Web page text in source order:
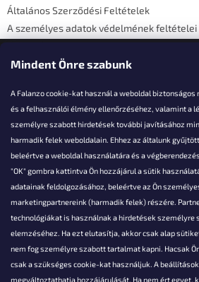
Mindent Önre szabunk
A Falanzo cookie-kat használ a weboldal
és a felhasználói élmény ellenőrzéséhez, valamint a
személyre szabott hirdetések további javításához
harmadik felek weboldalain. Ehhez az általunk
beleértve a weboldal használatára és a
"OK" gombra kattintva Ön hozzájárul a sütik
adatainak feldolgozásához, beleértve az Ön
marketingpartnereink (harmadik felek) részére.
technológiákat is használnak a hirdetések személyre
elemzéséhez. Ha ezt elutasítja, akkor csak alap
nem fog személyre szabott tartalmat kapni. Hacsak
csak a szükséges cookie-kat használjuk. A
megváltoztathatja hozzájárulását. Ha nem ért egyet,
Általános Szerződési Feltételek
A személyes adatok védelmének feltételei
Elérhetőségi adatok
Akarsz kérdezni valamit?
info@falanzo.hu